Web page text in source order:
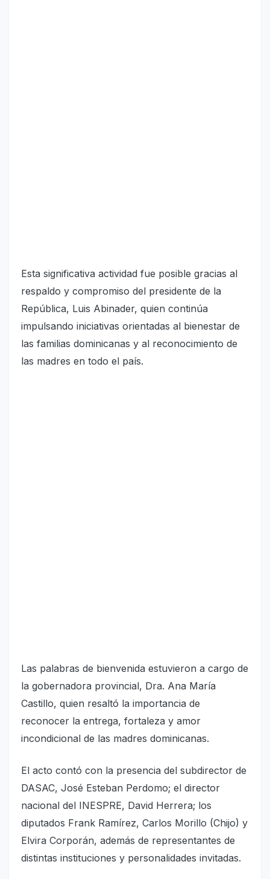
Esta significativa actividad fue posible gracias al
respaldo y compromiso del presidente de la
República, Luis Abinader, quien continúa
impulsando iniciativas orientadas al bienestar de
las familias dominicanas y al reconocimiento de
las madres en todo el país.
Las palabras de bienvenida estuvieron a cargo de
la gobernadora provincial, Dra. Ana María
Castillo, quien resaltó la importancia de
reconocer la entrega, fortaleza y amor
incondicional de las madres dominicanas.
El acto contó con la presencia del subdirector de
DASAC, José Esteban Perdomo; el director
nacional del INESPRE, David Herrera; los
diputados Frank Ramírez, Carlos Morillo (Chijo) y
Elvira Corporán, además de representantes de
distintas instituciones y personalidades invitadas.